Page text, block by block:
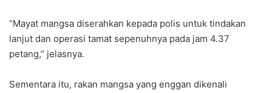
“Mayat mangsa diserahkan kepada polis untuk tindakan
lanjut dan operasi tamat sepenuhnya pada jam 4.37
petang,” jelasnya.
Sementara itu, rakan mangsa yang enggan dikenali